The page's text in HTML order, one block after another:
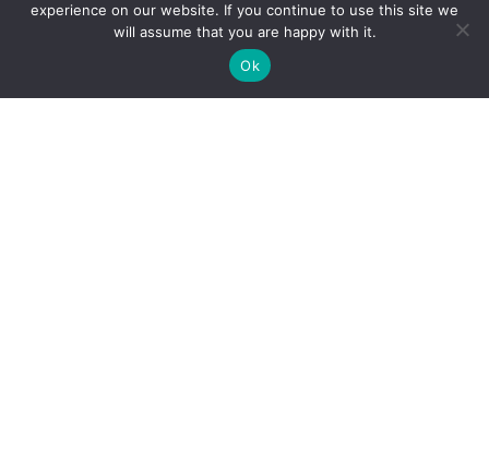
experience on our website. If you continue to use this site we
will assume that you are happy with it.
Ok